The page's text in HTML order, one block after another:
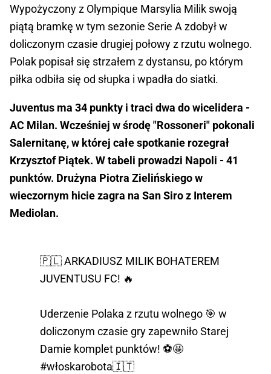
Wypożyczony z Olympique Marsylia Milik swoją
piątą bramkę w tym sezonie Serie A zdobył w
doliczonym czasie drugiej połowy z rzutu wolnego.
Polak popisał się strzałem z dystansu, po którym
piłka odbiła się od słupka i wpadła do siatki.
Juventus ma 34 punkty i traci dwa do wicelidera -
AC Milan. Wcześniej w środę "Rossoneri" pokonali
Salernitanę, w której całe spotkanie rozegrał
Krzysztof Piątek. W tabeli prowadzi Napoli - 41
punktów. Drużyna Piotra Zielińskiego w
wieczornym hicie zagra na San Siro z Interem
Mediolan.
🇵🇱 ARKADIUSZ MILIK BOHATEREM
JUVENTUSU FC! 🔥
Uderzenie Polaka z rzutu wolnego 🎯 w
doliczonym czasie gry zapewniło Starej
Damie komplet punktów! ⚽️🤩
#włoskarobota🇮🇹